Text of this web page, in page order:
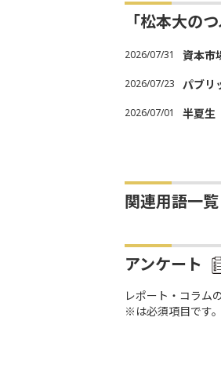
「松本大の
2026/07/31 資本市
2026/07/23 パブリ
2026/07/01 半夏生
関連用語一覧
アンケート
レポート・コラム
※は必須項目です。